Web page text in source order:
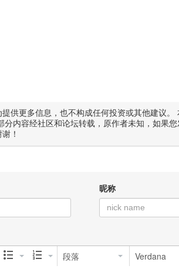
供更多信息，也不构成任何投资或其他建议。
内容经社区和论坛转载，原作者未知，如果
！
昵称
段落 Verdana